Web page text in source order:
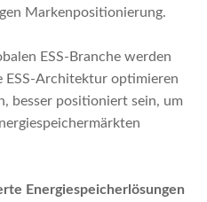
Markenpositionierung.
ESS-Branche werden
ESS-Architektur optimieren
besser positioniert sein, um
Energiespeicherlösungen